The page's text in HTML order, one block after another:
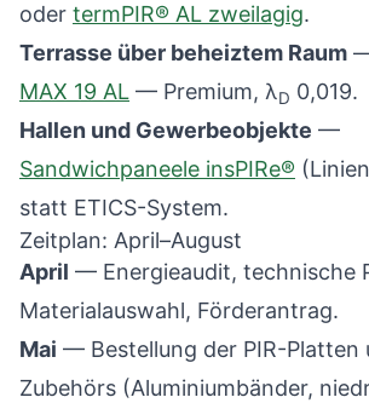
oder termPIR® AL zweilagig.
Terrasse über beheiztem Raum
MAX 19 AL — Premium, λD 0,019.
Hallen und Gewerbeobjekte —
Sandwichpaneele insPIRe®
statt ETICS-System.
Zeitplan: April–August
April — Energieaudit, technische
Materialauswahl, Förderantrag.
Mai — Bestellung der PIR-Platten
Zubehörs (Aluminiumbänder,